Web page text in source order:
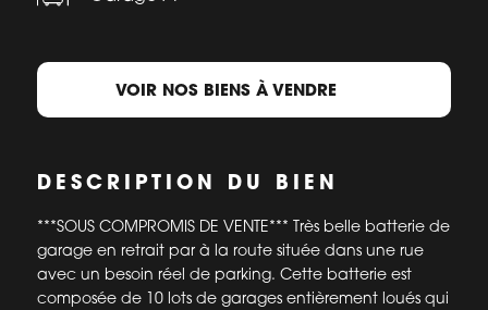
VOIR NOS BIENS À VENDRE
DESCRIPTION DU BIEN
***SOUS COMPROMIS DE VENTE*** Très belle batterie de
garage en retrait par à la route située dans une rue
avec un besoin réel de parking. Cette batterie est
composée de 10 lots de garages entièrement loués qui